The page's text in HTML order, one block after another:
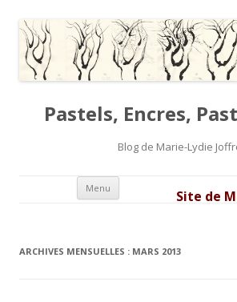
Pastels, Encres,
Blog de Marie-Lydie
Menu Aller au contenu
Site de
ARCHIVES MENSUELLES : MARS 2013